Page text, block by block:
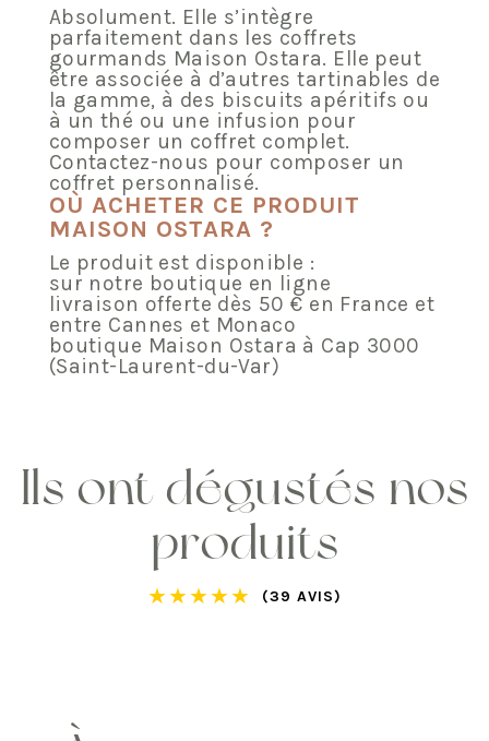
Absolument. Elle s’intègre
parfaitement dans les coffrets
gourmands Maison Ostara. Elle peut
être associée à d’autres tartinables de
la gamme, à des biscuits apéritifs ou
à un thé ou une infusion pour
composer un coffret complet.
Contactez-nous pour composer un
coffret personnalisé.
OÙ ACHETER CE PRODUIT
MAISON OSTARA ?
Le produit est disponible :
sur notre boutique en ligne
livraison offerte dès 50 € en France et
entre Cannes et Monaco
boutique Maison Ostara à Cap 3000
(Saint-Laurent-du-Var)
Ils ont dégustés nos
produits
★★★★★ (39 AVIS)